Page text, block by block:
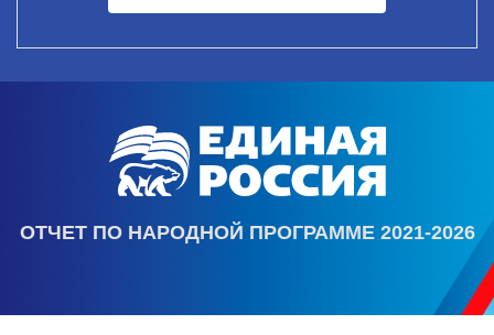
ОТЧЕТ ПО НАРОДНОЙ ПРОГРАММЕ 2021-2026